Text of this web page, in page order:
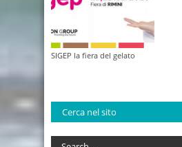
SIGEP la fiera del gelato
Cerca nel sito